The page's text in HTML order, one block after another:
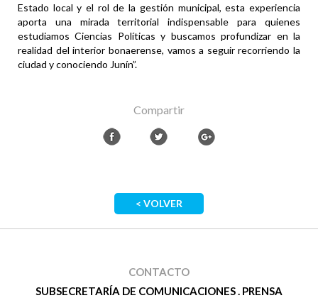
Estado local y el rol de la gestión municipal, esta experiencia
aporta una mirada territorial indispensable para quienes
estudiamos Ciencias Políticas y buscamos profundizar en la
realidad del interior bonaerense, vamos a seguir recorriendo la
ciudad y conociendo Junín”.
Compartir
< VOLVER
CONTACTO
SUBSECRETARÍA DE COMUNICACIONES . PRENSA